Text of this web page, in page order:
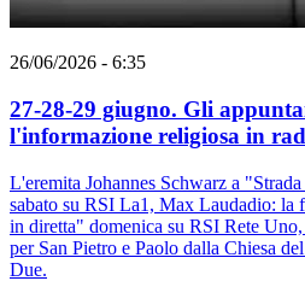
26/06/2026 - 6:35
27-28-29 giugno. Gli
l'informazione religiosa in
L'eremita Johannes Schwarz a
sabato su RSI La1, Max Laudadio: la
in diretta" domenica su RSI Rete
per San Pietro e Paolo dalla Chiesa
Due.